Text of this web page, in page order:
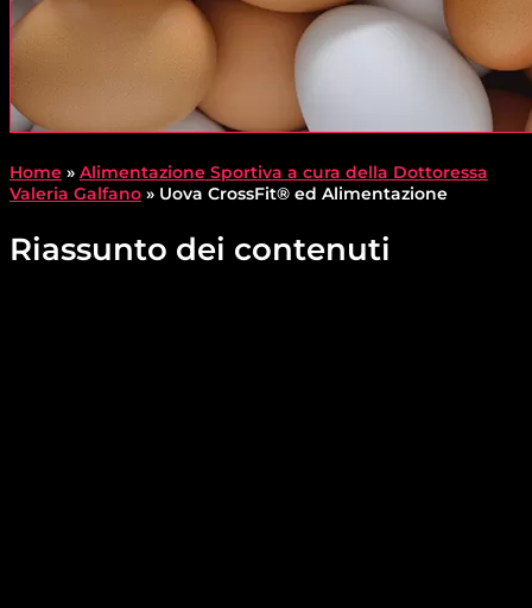
Home » Alimentazione Sportiva a cura della Dottoressa
Valeria Galfano » Uova CrossFit® ed Alimentazione
Riassunto dei contenuti